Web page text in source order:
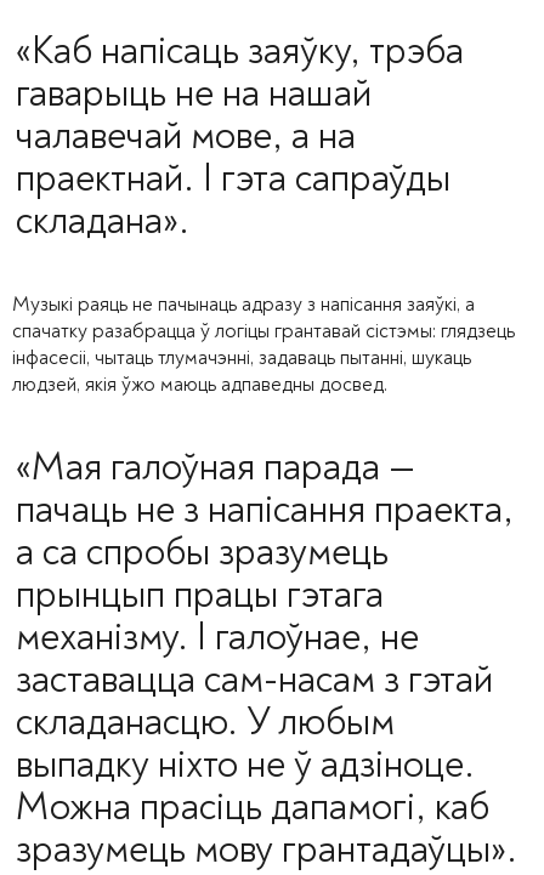
«Каб напісаць заяўку, трэба
гаварыць не на нашай
чалавечай мове, а на
праектнай. І гэта сапраўды
складана».
Музыкі раяць не пачынаць адразу з напісання заяўкі, а
спачатку разабрацца ў логіцы грантавай сістэмы: глядзець
інфасесіі, чытаць тлумачэнні, задаваць пытанні, шукаць
людзей, якія ўжо маюць адпаведны досвед.
«Мая галоўная парада —
пачаць не з напісання праекта,
а са спробы зразумець
прынцып працы гэтага
механізму. І галоўнае, не
заставацца сам-насам з гэтай
складанасцю. У любым
выпадку ніхто не ў адзіноце.
Можна прасіць дапамогі, каб
зразумець мову грантадаўцы».